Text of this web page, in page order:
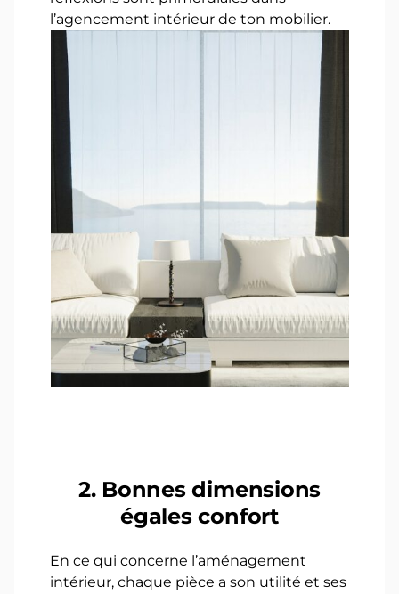
l’agencement intérieur de ton mobilier.
2. Bonnes dimensions
égales confort
En ce qui concerne l’aménagement
intérieur, chaque pièce a son utilité et ses